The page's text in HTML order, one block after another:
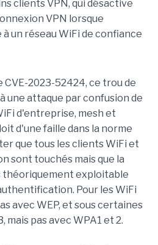
clients VPN, qui désactive
VPN lorsque
un réseau WiFi de confiance
CVE-2023-52424, ce trou de
une attaque par confusion de
d'entreprise, mesh et
d'une faille dans la norme
que tous les clients WiFi et
sont touchés mais que la
théoriquement exploitable
Pour les WiFi
avec WEP, et sous certaines
mais pas avec WPA1 et 2.